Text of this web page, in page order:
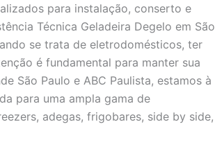
para instalação, conserto e
Técnica Geladeira Degelo em São
se trata de eletrodomésticos, ter
é fundamental para manter sua
São Paulo e ABC Paulista, estamos à
para uma ampla gama de
adegas, frigobares, side by side,